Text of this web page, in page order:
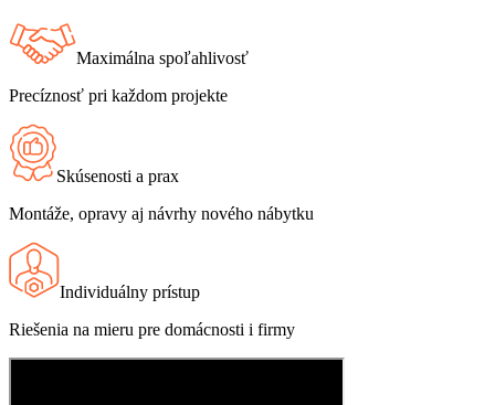
Maximálna spoľahlivosť
Precíznosť pri každom projekte
Skúsenosti a prax
Montáže, opravy aj návrhy nového nábytku
Individuálny prístup
Riešenia na mieru pre domácnosti i firmy